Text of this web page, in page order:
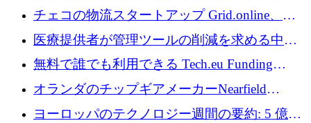
ンス全土に拡大するために1,300万ユーロを確
保
チェコの物流スタートアップ Grid.online、配
送量が 1 年で 10 倍に増加し、400 万ユーロの
利益を獲得
医療提供者が管理ツールの削減を求める中、
a16z が Prosper AI を 3,000 万ドルで支援
無料で誰でも利用できる Tech.eu Funding
Explorer のご紹介
オランダのチップギアメーカーNearfield
Instrumentsが3億8,000万ドルを調達
ヨーロッパのテクノロジー週間の要約: 5 億